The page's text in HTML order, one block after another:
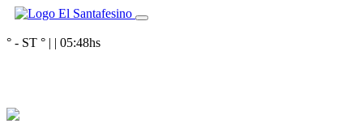
° - ST ° | | 05:48hs